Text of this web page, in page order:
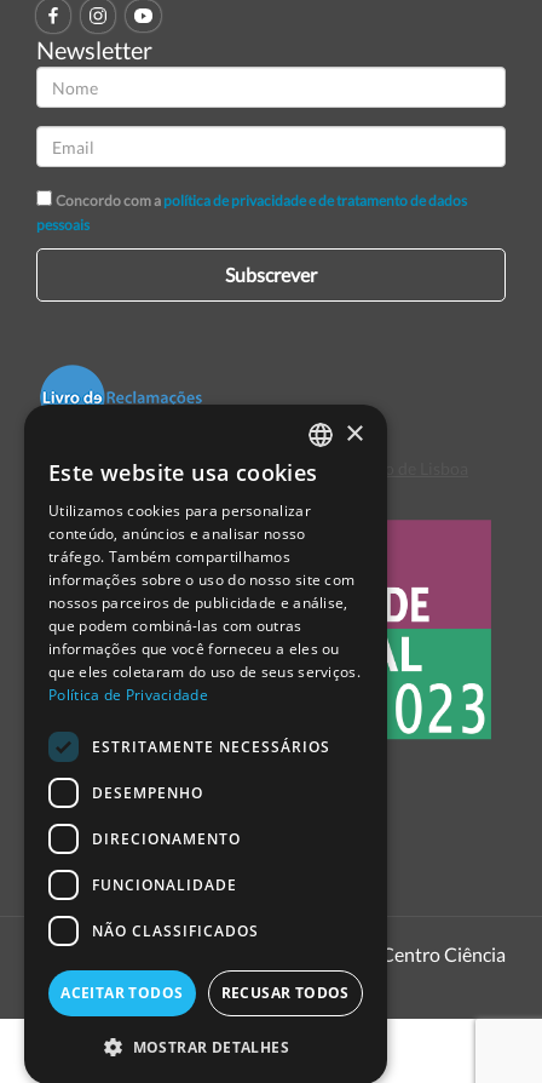
Newsletter
Concordo com a política de privacidade e de tratamento de dados
pessoais
Subscrever
Centro de Arbitragem de Conflitos de Consumo de Lisboa
1999 - 2026
Pavilhão do Conhecimento | Centro Ciência
PORTUGUESE
ENGLISH
SPANISH
×
Este website usa cookies
Utilizamos cookies para personalizar
conteúdo, anúncios e analisar nosso
tráfego. Também compartilhamos
informações sobre o uso do nosso site com
nossos parceiros de publicidade e análise,
que podem combiná-las com outras
informações que você forneceu a eles ou
que eles coletaram do uso de seus serviços.
Política de Privacidade
ESTRITAMENTE NECESSÁRIOS
DESEMPENHO
DIRECIONAMENTO
FUNCIONALIDADE
NÃO CLASSIFICADOS
ACEITAR TODOS RECUSAR TODOS
MOSTRAR DETALHES